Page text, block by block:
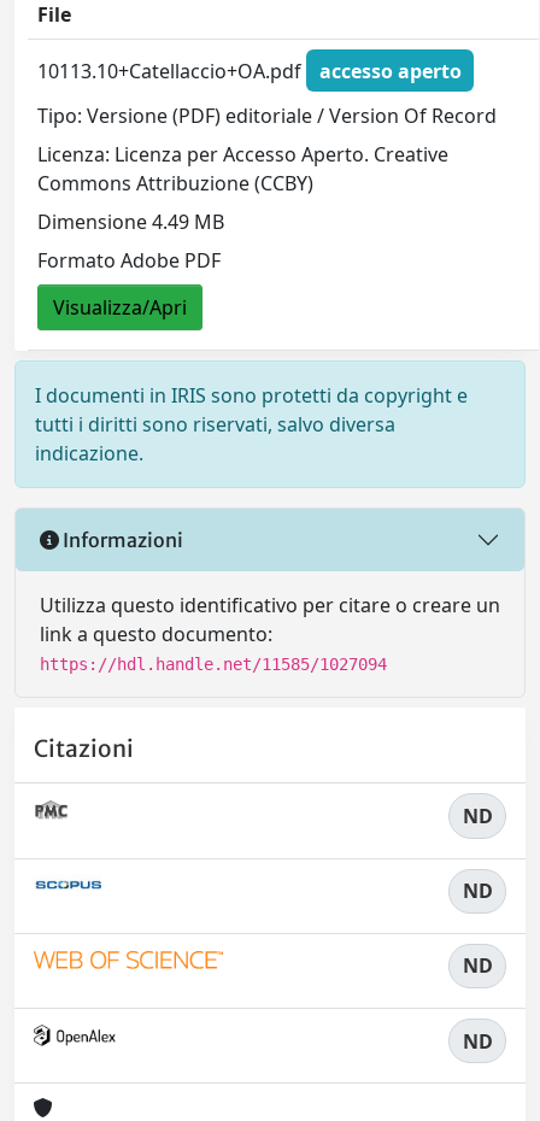
File
10113.10+Catellaccio+OA.pdf
accesso aperto
Tipo: Versione (PDF) editoriale / Version Of Record
Licenza: Licenza per Accesso Aperto. Creative
Commons Attribuzione (CCBY)
Dimensione 4.49 MB
Formato Adobe PDF
Visualizza/Apri
I documenti in IRIS sono protetti da copyright e
tutti i diritti sono riservati, salvo diversa
indicazione.
Informazioni
Utilizza questo identificativo per citare o creare un
link a questo documento:
https://hdl.handle.net/11585/1027094
Citazioni
ND
ND
ND
ND